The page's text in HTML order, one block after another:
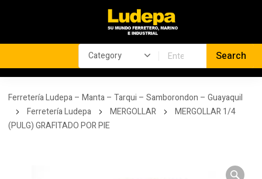
Ferretería Ludepa – Manta – Tarqui – Samborondon – Guayaquil
Ferretería Ludepa
MERGOLLAR
MERGOLLAR 1/4
(PULG) GRAFITADO POR PIE